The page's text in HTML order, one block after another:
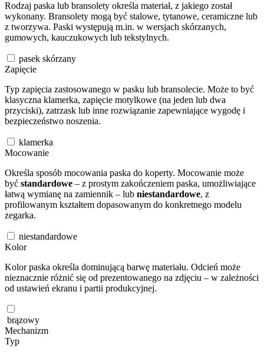
Rodzaj paska lub bransolety określa materiał, z jakiego został
wykonany. Bransolety mogą być stalowe, tytanowe, ceramiczne lub
z tworzywa. Paski występują m.in. w wersjach skórzanych,
gumowych, kauczukowych lub tekstylnych.
pasek skórzany
Zapięcie
Typ zapięcia zastosowanego w pasku lub bransolecie. Może to być
klasyczna klamerka, zapięcie motylkowe (na jeden lub dwa
przyciski), zatrzask lub inne rozwiązanie zapewniające wygodę i
bezpieczeństwo noszenia.
klamerka
Mocowanie
Określa sposób mocowania paska do koperty. Mocowanie może
być standardowe – z prostym zakończeniem paska, umożliwiające
łatwą wymianę na zamiennik – lub niestandardowe, z
profilowanym kształtem dopasowanym do konkretnego modelu
zegarka.
niestandardowe
Kolor
Kolor paska określa dominującą barwę materiału. Odcień może
nieznacznie różnić się od prezentowanego na zdjęciu – w zależności
od ustawień ekranu i partii produkcyjnej.
brązowy
Mechanizm
Typ